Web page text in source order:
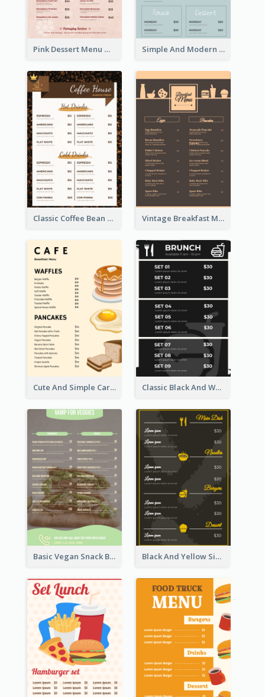
Pink Dessert Menu With Two Column Simple And Modern Christmas Menu Design Template
Classic Coffee Bean Drinks Menu Design Ideas Vintage Breakfast Menu Design Inspiration
Cute And Simple Cartoony Bakery Menu Design Classic Black And White Menu Design Template
Basic Vegan Snack Bar Menu Design Black And Yellow Simple Restaurant Menu Ideas